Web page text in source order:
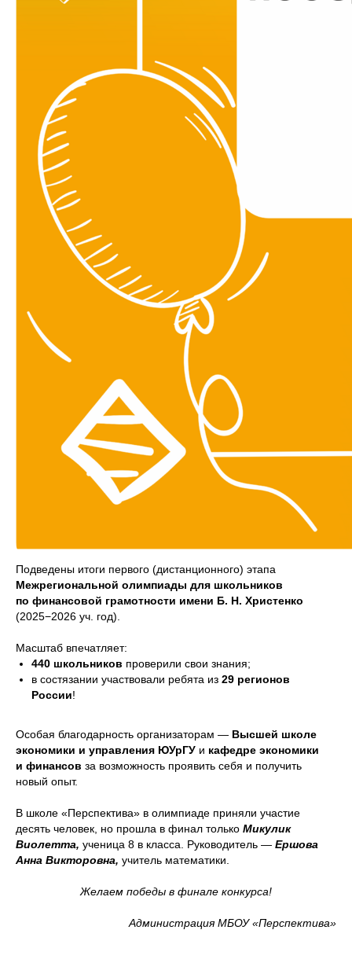
Подведены итоги первого (дистанционного) этапа
Межрегиональной олимпиады для школьников
по финансовой грамотности имени Б. Н. Христенко
(2025−2026 уч. год).
Масштаб впечатляет:
440 школьников проверили свои знания;
в состязании участвовали ребята из 29 регионов
России!
Особая благодарность организаторам — Высшей школе
экономики и управления ЮУрГУ и кафедре экономики
и финансов за возможность проявить себя и получить
новый опыт.
В школе «Перспектива» в олимпиаде приняли участие
десять человек, но прошла в финал только Микулик
Виолетта, ученица 8 в класса. Руководитель — Ершова
Анна Викторовна, учитель математики.
Желаем победы в финале конкурса!
Администрация МБОУ «Перспектива»